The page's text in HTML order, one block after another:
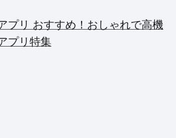
プリ おすすめ！おしゃれで高機
プリ特集